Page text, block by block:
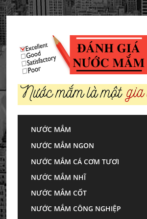
content
NƯỚC MẮM
NƯỚC MẮM NGON
NƯỚC MẮM CÁ CƠM TƯƠI
NƯỚC MẮM NHĨ
NƯỚC MẮM CỐT
NƯỚC MẮM CÔNG NGHIỆP
Nam Ngư thuộc công ty nào và
ra sao?
Nước mắm
Ngư thuộc